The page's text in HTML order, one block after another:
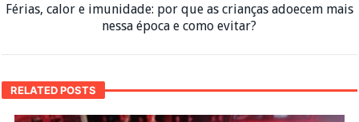
Férias, calor e imunidade: por que as crianças adoecem mais
nessa época e como evitar?
RELATED POSTS